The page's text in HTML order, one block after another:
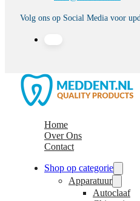
Volg ons op Social Media voor
Home
Over Ons
Contact
Shop op categorie
Apparatuur
Autoclaaf